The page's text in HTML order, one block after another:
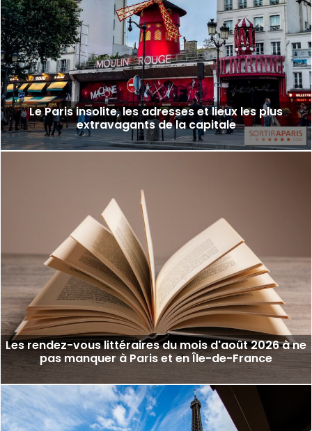
Le Paris insolite, les adresses et lieux les plus
extravagants de la capitale
Les rendez-vous littéraires du mois d'août 2026 à ne
pas manquer à Paris et en Île-de-France